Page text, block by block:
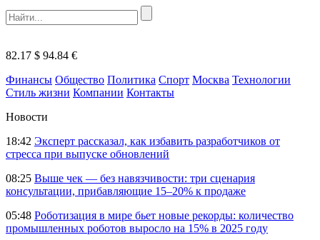
82.17 $ 94.84 €
Финансы Общество Политика Спорт Москва Технологии
Стиль жизни Компании Контакты
Новости
18:42 Эксперт рассказал, как избавить разработчиков от
стресса при выпуске обновлений
08:25 Выше чек — без навязчивости: три сценария
консультации, прибавляющие 15–20% к продаже
05:48 Роботизация в мире бьет новые рекорды: количество
промышленных роботов выросло на 15% в 2025 году